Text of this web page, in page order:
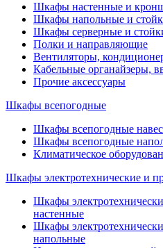
Шкафы настенные и
Шкафы напольные и
Шкафы серверные и
Полки и направляющие
Вентиляторы,
Кабельные органайзеры,
Прочие аксеcсуары
Шкафы всепогодные
Шкафы всепогодные
Шкафы всепогодные
Климатическое
Шкафы электротехнические и
Шкафы
настенные
Шкафы
напольные